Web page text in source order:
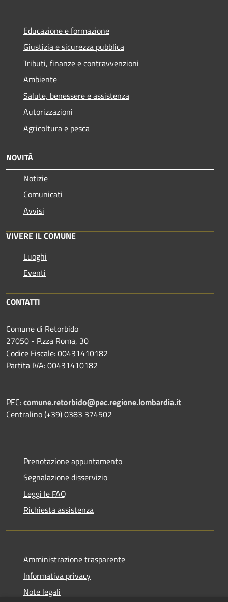
Educazione e formazione
Giustizia e sicurezza pubblica
Tributi, finanze e contravvenzioni
Ambiente
Salute, benessere e assistenza
Autorizzazioni
Agricoltura e pesca
NOVITÀ
Notizie
Comunicati
Avvisi
VIVERE IL COMUNE
Luoghi
Eventi
CONTATTI
Comune di Retorbido
27050 - P.zza Roma, 30
Codice Fiscale: 00431410182
Partita IVA: 00431410182
PEC:comune.retorbido@pec.regione.lombardia.it
Centralino (+39) 0383 374502
Prenotazione appuntamento
Segnalazione disservizio
Leggi le FAQ
Richiesta assistenza
Amministrazione trasparente
Informativa privacy
Note legali